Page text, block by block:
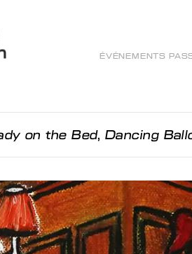
ÉVÉNEMENTS
on the Bed,Dancing